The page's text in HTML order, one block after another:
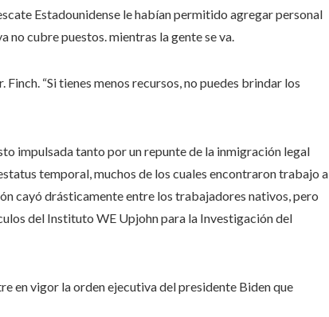
Estadounidense le habían permitido agregar personal
no cubre puestos. mientras la gente se va.
“Si tienes menos recursos, no puedes brindar los
impulsada tanto por un repunte de la inmigración legal
temporal, muchos de los cuales encontraron trabajo a
cayó drásticamente entre los trabajadores nativos, pero
del Instituto WE Upjohn para la Investigación del
en vigor la orden ejecutiva del presidente Biden que